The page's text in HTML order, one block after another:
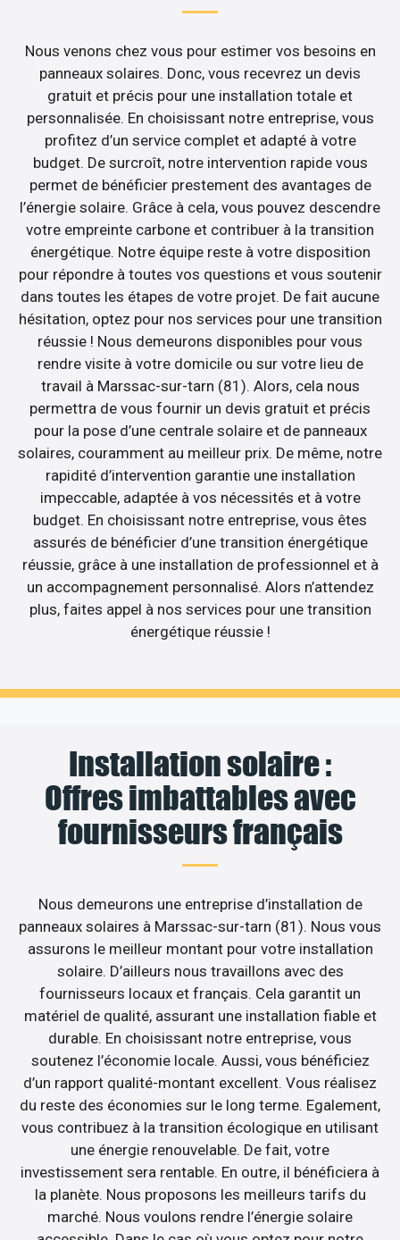
Nous venons chez vous pour estimer vos besoins en
panneaux solaires. Donc, vous recevrez un devis
gratuit et précis pour une installation totale et
personnalisée. En choisissant notre entreprise, vous
profitez d’un service complet et adapté à votre
budget. De surcroît, notre intervention rapide vous
permet de bénéficier prestement des avantages de
l’énergie solaire. Grâce à cela, vous pouvez descendre
votre empreinte carbone et contribuer à la transition
énergétique. Notre équipe reste à votre disposition
pour répondre à toutes vos questions et vous soutenir
dans toutes les étapes de votre projet. De fait aucune
hésitation, optez pour nos services pour une transition
réussie ! Nous demeurons disponibles pour vous
rendre visite à votre domicile ou sur votre lieu de
travail à Marssac-sur-tarn (81). Alors, cela nous
permettra de vous fournir un devis gratuit et précis
pour la pose d’une centrale solaire et de panneaux
solaires, couramment au meilleur prix. De même, notre
rapidité d’intervention garantie une installation
impeccable, adaptée à vos nécessités et à votre
budget. En choisissant notre entreprise, vous êtes
assurés de bénéficier d’une transition énergétique
réussie, grâce à une installation de professionnel et à
un accompagnement personnalisé. Alors n’attendez
plus, faites appel à nos services pour une transition
énergétique réussie !
Installation solaire :
Offres imbattables avec
fournisseurs français
Nous demeurons une entreprise d’installation de
panneaux solaires à Marssac-sur-tarn (81). Nous vous
assurons le meilleur montant pour votre installation
solaire. D’ailleurs nous travaillons avec des
fournisseurs locaux et français. Cela garantit un
matériel de qualité, assurant une installation fiable et
durable. En choisissant notre entreprise, vous
soutenez l’économie locale. Aussi, vous bénéficiez
d’un rapport qualité-montant excellent. Vous réalisez
du reste des économies sur le long terme. Egalement,
vous contribuez à la transition écologique en utilisant
une énergie renouvelable. De fait, votre
investissement sera rentable. En outre, il bénéficiera à
la planète. Nous proposons les meilleurs tarifs du
marché. Nous voulons rendre l’énergie solaire